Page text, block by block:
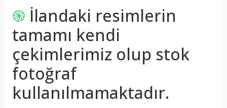
֍ İlandaki resimlerin
tamamı kendi
çekimlerimiz olup stok
fotoğraf
kullanılmamaktadır.